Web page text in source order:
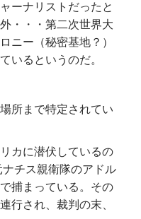
ーナリストだったと
・・・第二次世界大
ニー（秘密基地？）
いるというのだ。
所まで特定されてい
カに潜伏しているの
チス親衛隊のアドル
捕まっている。その
行され、裁判の末、